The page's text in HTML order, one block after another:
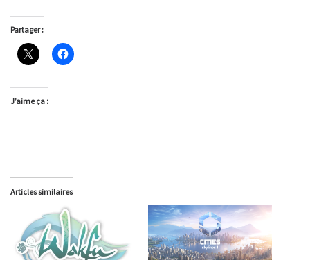
Partager :
J’aime ça :
Articles similaires